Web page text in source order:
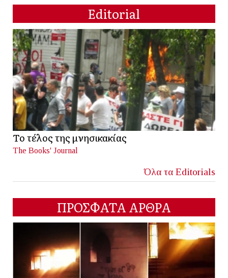
Editorial
Το τέλος της μνησικακίας
The Books' Journal
Όλα τα Editorials
ΠΡΟΣΦΑΤΑ ΑΡΘΡΑ